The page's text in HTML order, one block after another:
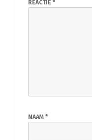
REACTIE *
NAAM *